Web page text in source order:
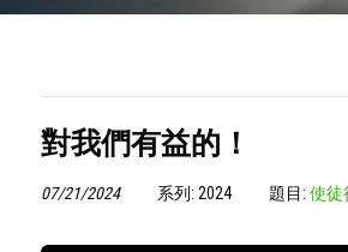
對我們有益的！
07/21/2024 系列: 2024 題目: 使徒